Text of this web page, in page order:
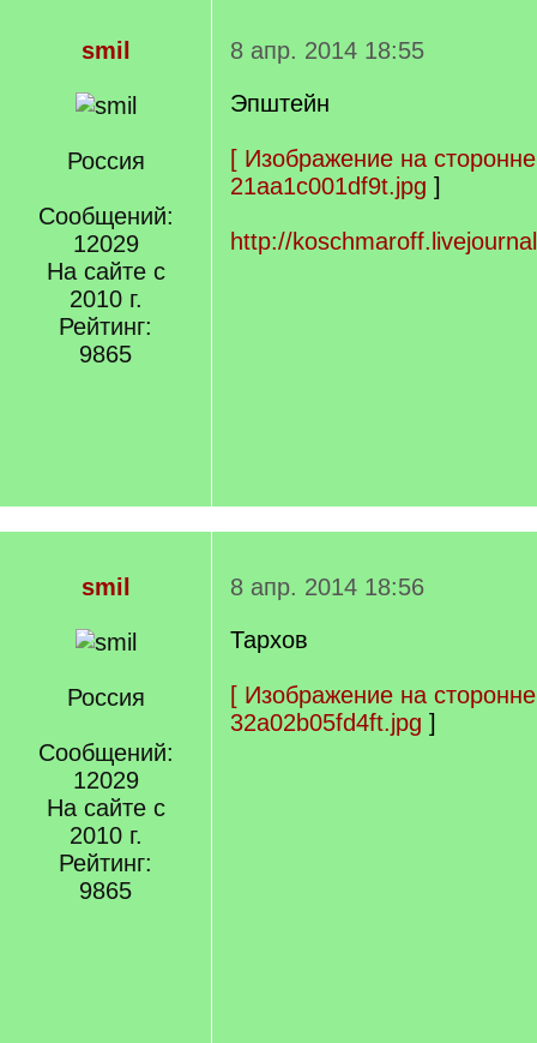
smil
Россия
Сообщений:
12029
На сайте с
2010 г.
Рейтинг:
9865
8 апр. 2014 18:55
Эпштейн
[ Изображение на
21aa1c001df9t.jpg ]
http://
smil
Россия
Сообщений:
12029
На сайте с
2010 г.
Рейтинг:
9865
8 апр. 2014 18:56
Тархов
[ Изображение на
32a02b05fd4ft.jpg ]